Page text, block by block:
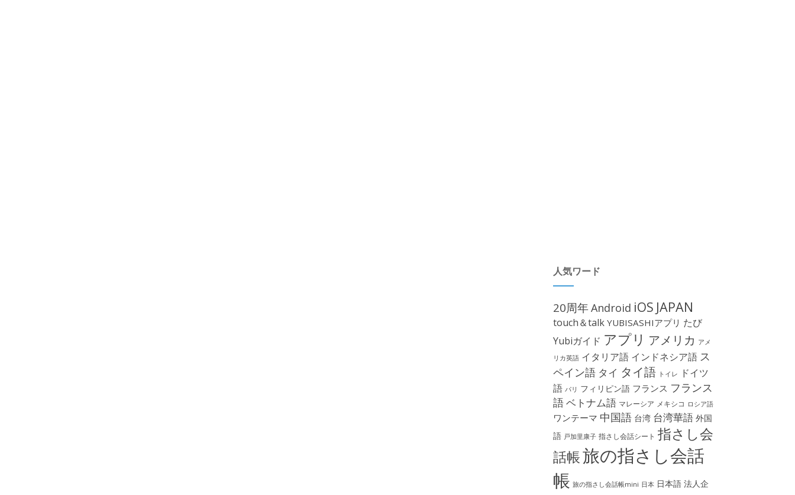
人気ワード
20周年Android iOS JAPAN
touch＆talk YUBISASHIアプリ たび
Yubiガイド アプリ アメリカ アメ
リカ英語 イタリア語 インドネシア語 ス
ペイン語 タイ タイ語 トイレ
ドイツ
語 パリ フィリピン語 フランス フランス
語ベトナム語 マレーシア メキシコ ロシア語
ワンテーマ 中国語 台湾 台湾華語 外国
語 戸加里康子 指さし会話シート 指さし会
話帳旅の指さし会話
帳 旅の指さし会話帳mini 日本 日本語 法人企